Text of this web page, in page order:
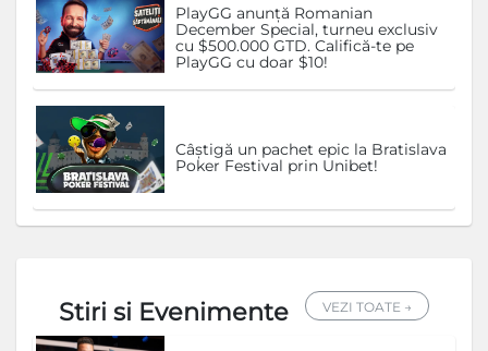
PlayGG anunță Romanian
December Special, turneu exclusiv
cu $500.000 GTD. Califică-te pe
PlayGG cu doar $10!
Câștigă un pachet epic la Bratislava
Poker Festival prin Unibet!
Stiri si Evenimente VEZI TOATE →